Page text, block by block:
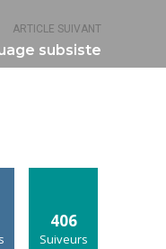
ARTICLE SUIVANT
subsiste
406
Suiveurs